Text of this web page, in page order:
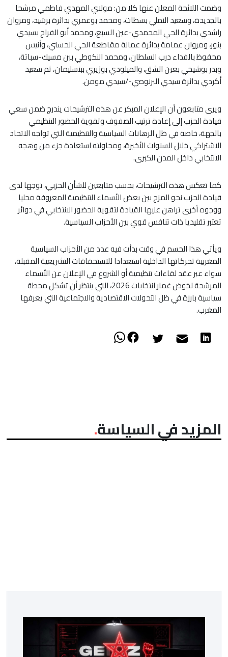
وضمت اللائحة المعلن عنها كلا من: مولاي المهدي فاطمي مرشحا
بالجديدة، وسعيد النملي بسطات، ومحمد بوعمري بدائرة برشيد، ومروان
راشدي بدائرة الحي المحمدي-عين السبع، ومحمد أبو الفراج بسيدي
بنور، ومروان عمامة بدائرة عمالة مقاطعة الحي الحسني، وأنيس
محفوظ بالفداء درب السلطان، ومحمد النكوطي ببن مسيك-سباتة،
وبدر بوشيخي بعين الشق، والميلودي بوزيري ببنسليمان، ثم سعيد
أكردي بدائرة سيدي البرنوصي-/سيدي مومن.
ويرى متابعون أن الإعلان المبكر عن هذه الترشيحات يندرج ضمن سعي
قيادة الحزب إلى إعادة ترتيب الصفوف وتقوية الحضور التنظيمي
بالجهة، خاصة في ظل الرهانات السياسية والتنظيمية التي تواجه الاتحاد
الاشتراكي خلال السنوات الأخيرة، ومحاولته استعادة جزء من وهجه
الانتخابي داخل المدن الكبرى.
كما تعكس هذه الترشيحات، بحسب متابعين للشأن الحزبي، توجها لدى
قيادة الحزب نحو المزج بين بعض الأسماء التنظيمية المعروفة محليا
ووجوه أخرى تراهن عليها القيادة لتقوية الحضور الانتخابي في دوائر
تعتبر تقليديا ذات تنافس قوي بين الأحزاب السياسية.
ويأتي هذا الحسم في وقت بدأت فيه عدد من الأحزاب السياسية
المغربية تحركاتها الداخلية استعدادا للاستحقاقات التشريعية المقبلة،
سواء عبر عقد لقاءات تنظيمية أو الشروع في الإعلان عن الأسماء
المرشحة لخوض غمار انتخابات 2026، التي ينتظر أن تشكل محطة
سياسية بارزة في ظل التحولات الاقتصادية والاجتماعية التي يعرفها
المغرب.
المزيد في السياسة